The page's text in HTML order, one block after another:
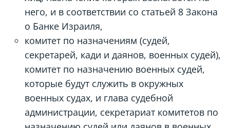
него, и в соответствии со статьей 8 Закона
о Банке Израиля,
комитет по назначениям (судей,
секретарей, кади и даянов, военных судей),
комитет по назначению военных судей,
которые будут служить в окружных
военных судах, и глава судебной
администрации, секретариат комитетов по